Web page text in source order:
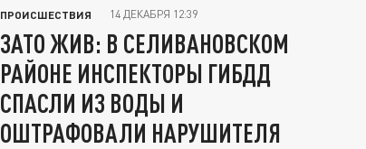
ПРОИСШЕСТВИЯ 14 ДЕКАБРЯ 12:39
ЗАТО ЖИВ: В СЕЛИВАНОВСКОМ
РАЙОНЕ ИНСПЕКТОРЫ ГИБДД
СПАСЛИ ИЗ ВОДЫ И
ОШТРАФОВАЛИ НАРУШИТЕЛЯ